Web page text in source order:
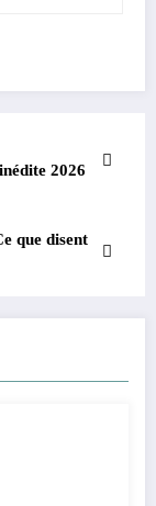
2026
que disent